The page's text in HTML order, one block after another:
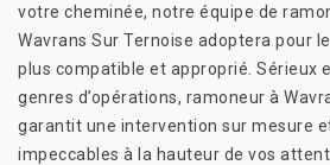
votre cheminée, notre équipe de
Wavrans Sur Ternoise adoptera pour
plus compatible et approprié. Sérieux
genres d’opérations, ramoneur à
garantit une intervention sur mesure
impeccables à la hauteur de vos